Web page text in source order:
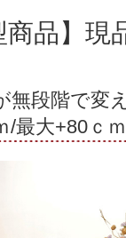
商品】
無段階で変
/最大+80ｃ